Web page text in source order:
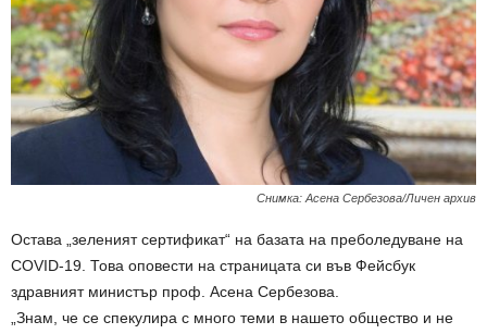
Снимка: Асена Сербезова/Личен архив
Остава „зеленият сертификат“ на базата на преболедуване на
COVID-19. Това оповести на страницата си във Фейсбук
здравният министър проф. Асена Сербезова.
„Знам, че се спекулира с много теми в нашето общество и не